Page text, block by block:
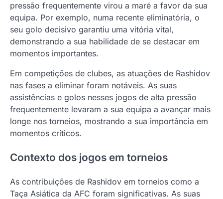
pressão frequentemente virou a maré a favor da sua
equipa. Por exemplo, numa recente eliminatória, o
seu golo decisivo garantiu uma vitória vital,
demonstrando a sua habilidade de se destacar em
momentos importantes.
Em competições de clubes, as atuações de Rashidov
nas fases a eliminar foram notáveis. As suas
assistências e golos nesses jogos de alta pressão
frequentemente levaram a sua equipa a avançar mais
longe nos torneios, mostrando a sua importância em
momentos críticos.
Contexto dos jogos em torneios
As contribuições de Rashidov em torneios como a
Taça Asiática da AFC foram significativas. As suas